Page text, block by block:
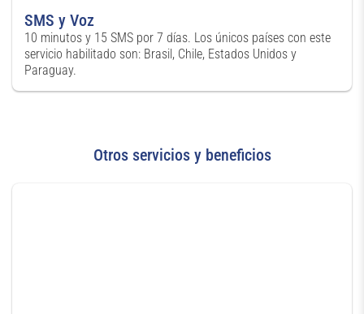
SMS y Voz
10 minutos y 15 SMS por 7 días. Los únicos países con este
servicio habilitado son: Brasil, Chile, Estados Unidos y
Paraguay.
Otros servicios y beneficios